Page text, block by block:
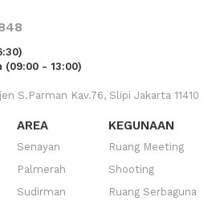
(09:00 - 13:00)
S.Parman Kav.76, Slipi Jakarta 11410
AREA
Senayan
Palmerah
Sudirman
KEGUNAAN
Ruang Meeting
Shooting
Ruang Serbaguna